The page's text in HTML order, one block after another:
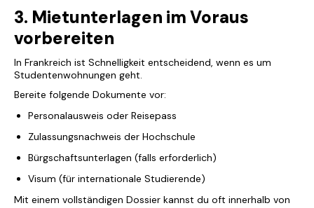
3. Mietunterlagen im Voraus
vorbereiten
In Frankreich ist Schnelligkeit entscheidend, wenn es um
Studentenwohnungen geht.
Bereite folgende Dokumente vor:
Personalausweis oder Reisepass
Zulassungsnachweis der Hochschule
Bürgschaftsunterlagen (falls erforderlich)
Visum (für internationale Studierende)
Mit einem vollständigen Dossier kannst du oft innerhalb von